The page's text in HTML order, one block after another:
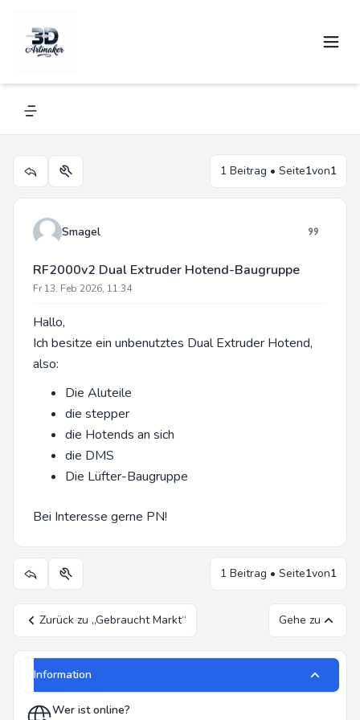
RF2000v2 Dual Extruder Hotend-
Navigation menu
Themen-Optionen 1 Beitrag • Seite1von1
Smagel
RF2000v2 Dual Extruder Hotend-Baugruppe
Fr 13. Feb 2026, 11:34
Hallo,
Ich besitze ein unbenutztes Dual Extruder Hotend,
also:
Die Aluteile
die stepper
die Hotends an sich
die DMS
Die Lüfter-Baugruppe
Bei Interesse gerne PN!
Themen-Optionen 1 Beitrag • Seite1von1
Zurück zu „Gebraucht Markt“ Gehe zu
Information
Wer ist online?